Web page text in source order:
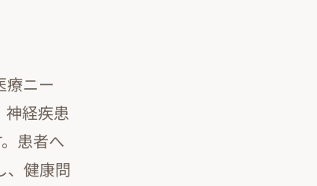
療ニー
神経疾患
患者へ
、健康問